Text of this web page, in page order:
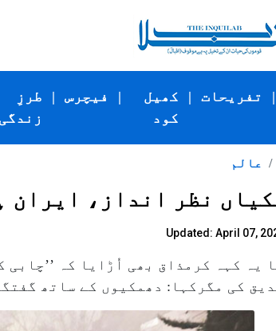
طرزِ
زندگی
| فیچرس |
کھیل
کود
| تفریحات |
عالم
نظر انداز، ایران
Updated: April 07,
یہ کہہ کرمذاق بھی اُڑایا کہ
کی مگرکہا: دھمکیوں کے ساتھ